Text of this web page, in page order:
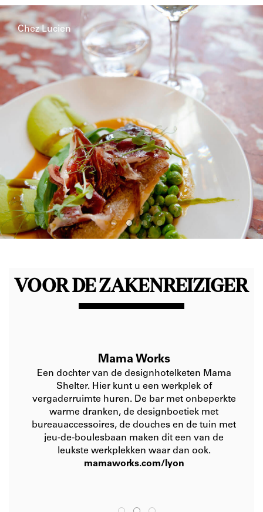
Chez Lucien
VOOR DE ZAKENREIZIGER
Mama Works
Een dochter van de designhotelketen Mama
Shelter. Hier kunt u een werkplek of
vergaderruimte huren. De bar met onbeperkte
warme dranken, de designboetiek met
bureauaccessoires, de douches en de tuin met
jeu-de-boulesbaan maken dit een van de
leukste werkplekken waar dan ook.
mamaworks.com/lyon